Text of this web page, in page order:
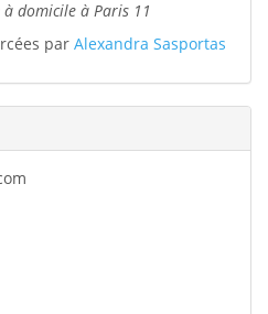
domicile à Paris 11
par Alexandra Sasportas